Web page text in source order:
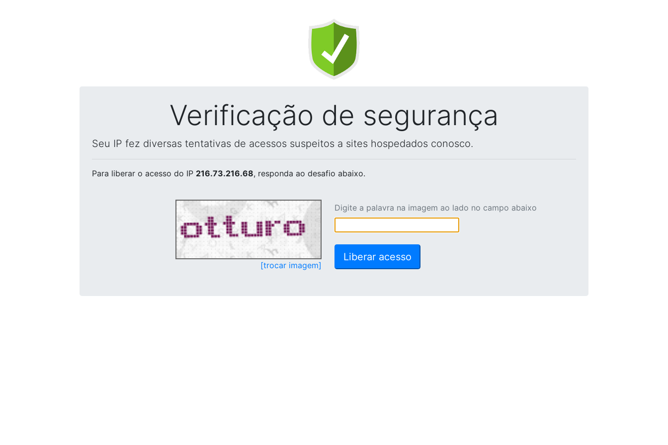
Verificação de segurança
Seu IP fez diversas tentativas de acessos suspeitos a sites hospedados conosco.
Para liberar o acesso do IP 216.73.216.68, responda ao desafio abaixo.
[trocar imagem]
Digite a palavra na imagem ao lado no campo abaixo